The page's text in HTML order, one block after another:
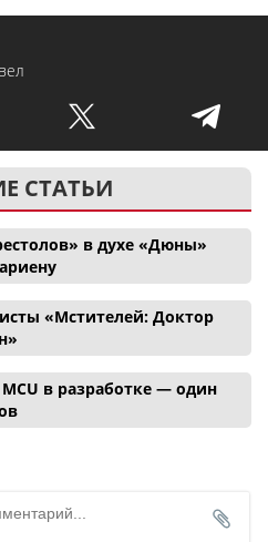
СТАТЬИ
в духе «Дюны»
«Мстителей: Доктор
в разработке — один